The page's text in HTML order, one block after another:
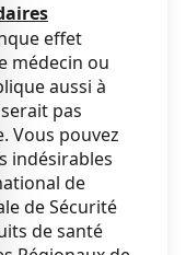
effet
médecin ou
aussi à
pas
Vous pouvez
indésirables
de
de Sécurité
de santé